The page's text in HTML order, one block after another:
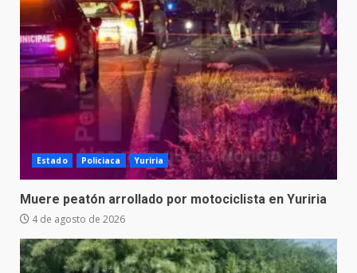
Estado Policiaca Yuriria
Muere peatón arrollado por motociclista en Yuriria
4 de agosto de 2026